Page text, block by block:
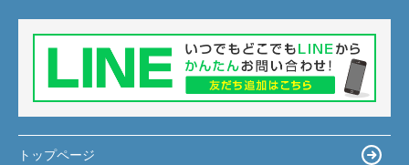
トップページ